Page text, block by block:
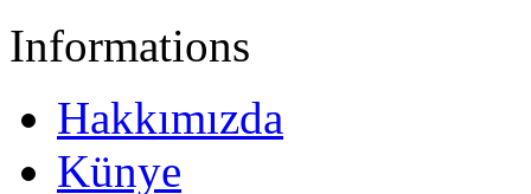
Informations
Hakkımızda
Künye